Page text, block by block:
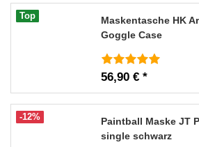
Top
Maskentasche HK
Goggle Case
56,90 € *
-12%
Paintball Maske JT
single schwarz